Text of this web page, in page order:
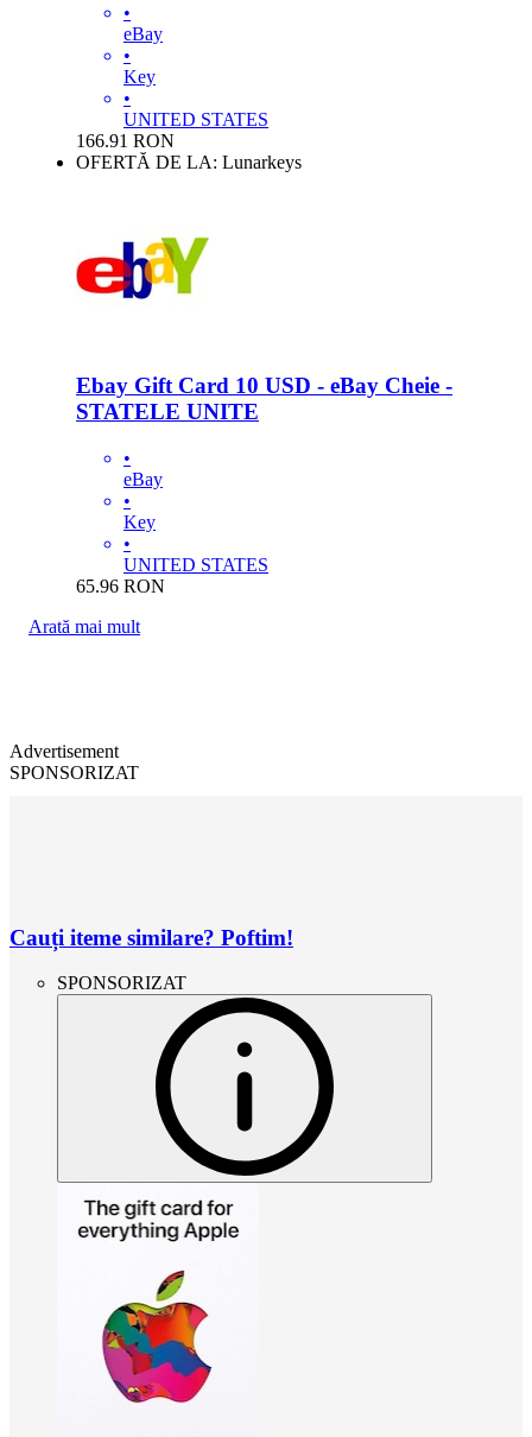
•
eBay
•
Key
•
UNITED STATES
166.91 RON
OFERTĂ DE LA: Lunarkeys
Ebay Gift Card 10 USD - eBay Cheie -
STATELE UNITE
•
eBay
•
Key
•
UNITED STATES
65.96 RON
Arată mai mult
Advertisement
SPONSORIZAT
Cauți iteme similare? Poftim!
SPONSORIZAT